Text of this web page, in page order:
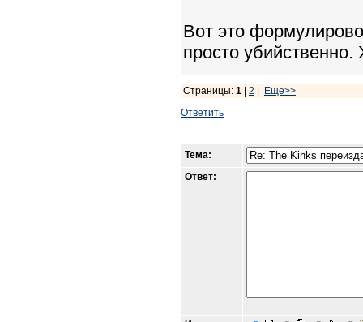
Вот это
просто
Страницы: 1 2
Еще>>
Ответить
Тема:
Ответ: